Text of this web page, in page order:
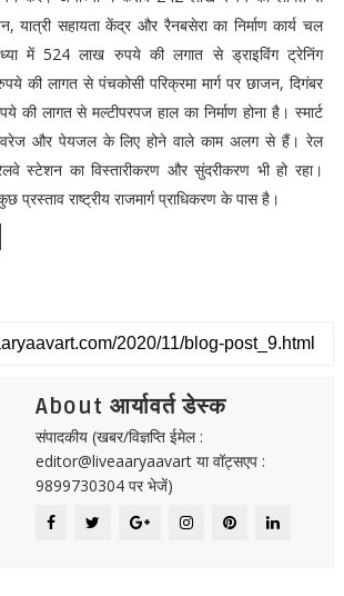
सहायता केंद्र और रैनबसेरा का निर्माण कार्य चल
में 524 लाख रुपये की लगात से ड्राइविंग ट्रेनिंग
की लागत से पंचकोसी परिक्रमा मार्ग पर छाजन, दिगंबर
लागत से मल्टीपरपज हाल का निर्माण होना है। स्मार्ट
और पेयजल के लिए होने वाले काम अलग से हैं। रेल
स्टेशन का विस्तारीकरण और सुंदरीकरण भी हो रहा।
राष्ट्रीय राजमार्ग प्राधिकरण के पास है।
About आर्यावर्त डेस्क
संपादकीय (खबर/विज्ञप्ति ईमेल :
editor@liveaaryaavart या वॉट्सएप :
9899730304 पर भेजें)